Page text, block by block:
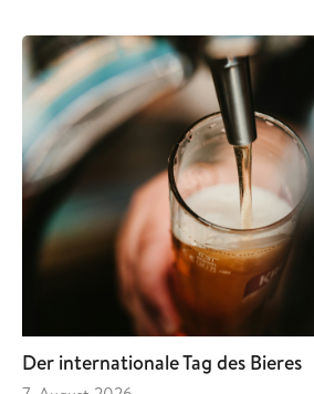
Der internationale Tag des Bieres